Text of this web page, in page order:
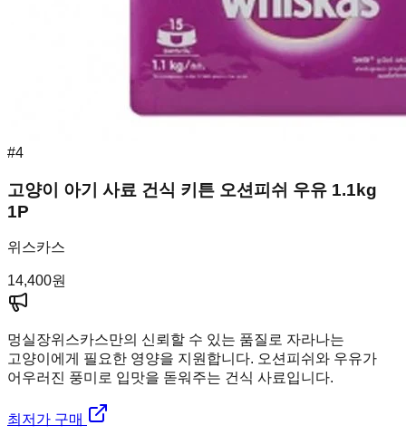
#4
고양이 아기 사료 건식 키튼 오션피쉬 우유 1.1kg
1P
위스카스
14,400원
멍실장위스카스만의 신뢰할 수 있는 품질로 자라나는
고양이에게 필요한 영양을 지원합니다. 오션피쉬와 우유가
어우러진 풍미로 입맛을 돋워주는 건식 사료입니다.
최저가 구매